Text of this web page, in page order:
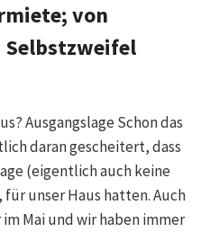
von
Selbstzweifel
Ausgangslage Schon das
daran gescheitert, dass
(eigentlich auch keine
unser Haus hatten. Auch
Mai und wir haben immer